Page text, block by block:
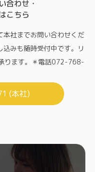
合わせ・
こちら
本社までお問い合わせくだ
みも随時受付中です。リ
ります。＊電話072-768-
(本社)